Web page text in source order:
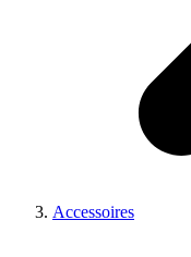
Accessoires